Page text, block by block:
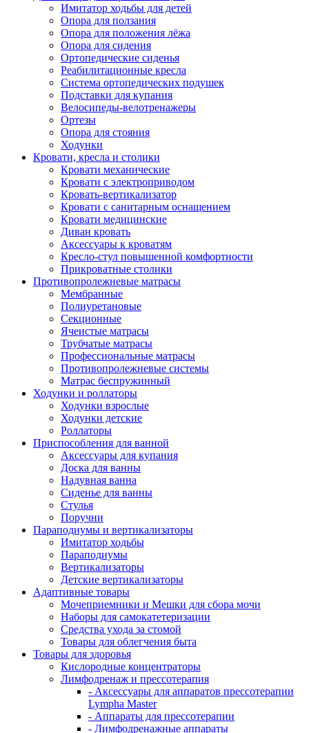
Имитатор ходьбы для детей
Опора для ползания
Опора для положения лёжа
Опора для сидения
Ортопедические сиденья
Реабилитационные кресла
Система ортопедических подушек
Подставки для купания
Велосипеды-велотренажеры
Ортезы
Опора для стояния
Ходунки
Кровати, кресла и столики
Кровати механические
Кровати с электроприводом
Кровать-вертикализатор
Кровати с санитарным оснащением
Кровати медицинские
Диван кровать
Аксессуары к кроватям
Кресло-стул повышенной комфортности
Прикроватные столики
Противопролежневые матрасы
Мембранные
Полиуретановые
Секционные
Ячеистые матрасы
Трубчатые матрасы
Профессиональные матрасы
Противопролежневые системы
Матрас беспружинный
Ходунки и роллаторы
Ходунки взрослые
Ходунки детские
Роллаторы
Приспособления для ванной
Аксессуары для купания
Доска для ванны
Надувная ванна
Сиденье для ванны
Стулья
Поручни
Параподиумы и вертикализаторы
Имитатор ходьбы
Параподиумы
Вертикализаторы
Детские вертикализаторы
Адаптивные товары
Мочеприемники и Мешки для сбора мочи
Наборы для самокатетеризации
Средства ухода за стомой
Товары для облегчения быта
Товары для здоровья
Кислородные концентраторы
Лимфодренаж и прессотерапия
- Аксессуары для аппаратов прессотерапии
Lympha Master
- Аппараты для прессотерапии
- Лимфодренажные аппараты